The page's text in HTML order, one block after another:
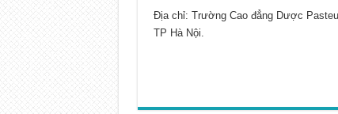
Địa chỉ: Trường Cao đẳng Dược
TP Hà Nội.